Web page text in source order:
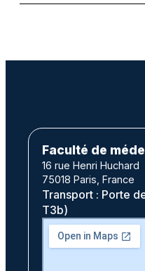
Faculté de
16 rue Henri Huchard
75018 Paris, France
Transport : Porte
T3b)